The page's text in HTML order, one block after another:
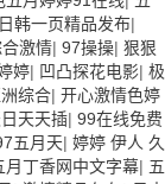
韩一页精品发布|
激情| 97操操| 狠狠
婷| 凹凸探花电影| 极
综合| 开心激情色婷
天天插| 99在线免费
五月天| 婷婷 伊人 久
月丁香网中文字幕| 五